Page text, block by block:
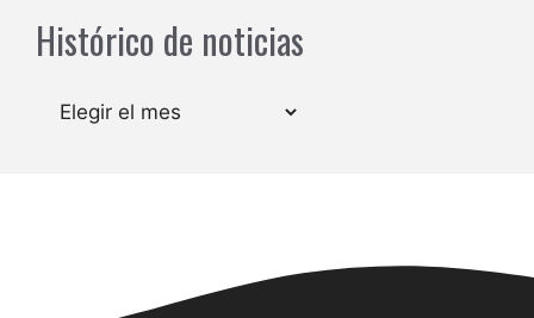
Histórico de noticias
Archivos